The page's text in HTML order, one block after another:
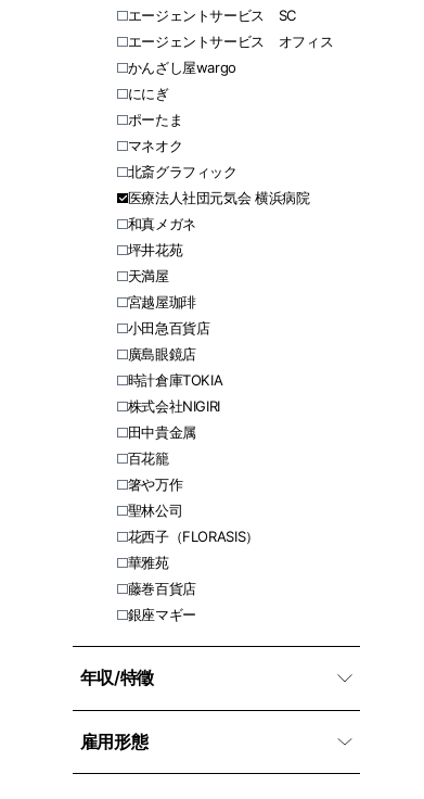
エージェントサービス SC
エージェントサービス オフィス
かんざし屋wargo
ににぎ
ポーたま
マネオク
北斎グラフィック
医療法人社団元気会 横浜病院
和真メガネ
坪井花苑
天満屋
宮越屋珈琲
小田急百貨店
廣島眼鏡店
時計倉庫TOKIA
株式会社NIGIRI
田中貴金属
百花籠
箸や万作
聖林公司
花西子（FLORASIS）
華雅苑
藤巻百貨店
銀座マギー
年収/特徵
雇用形態